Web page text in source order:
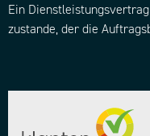
Ein
zustande, der die